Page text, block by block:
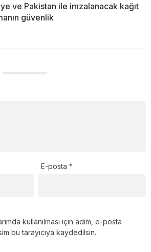
ve Pakistan ile imzalanacak kağıt
güvenlik
E-posta*
kullanılması için adım, e-posta
bu tarayıcıya kaydedilsin.